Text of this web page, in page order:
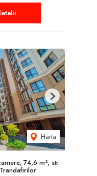
Harta
Next
74,6 m², str.